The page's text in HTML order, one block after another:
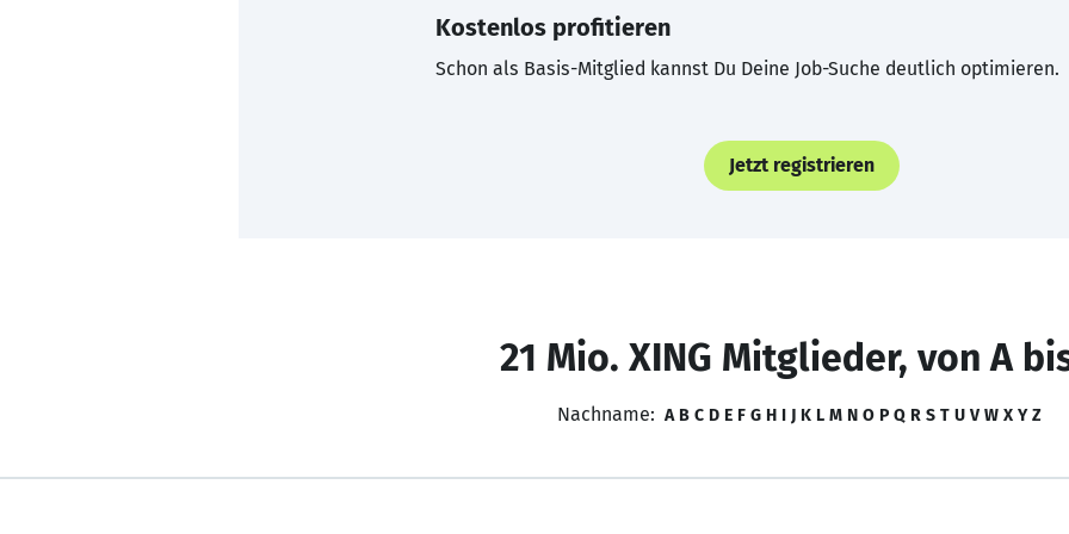
Kostenlos profitieren
Schon als Basis-Mitglied kannst Du Deine Job-Suche deutlich optimieren.
Jetzt registrieren
21 Mio. XING Mitglieder, von A
Nachname: A B C D E F G H I J K L M N O P Q R S T U V W X Y Z